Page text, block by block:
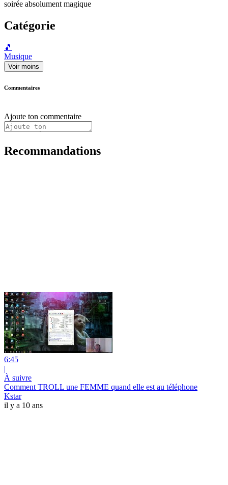
soirée absolument magique
Catégorie
🎵
Musique
Voir moins
Commentaires
Ajoute ton commentaire
Recommandations
6:45
|
À suivre
Comment TROLL une FEMME quand elle est au téléphone
Kstar
il y a 10 ans